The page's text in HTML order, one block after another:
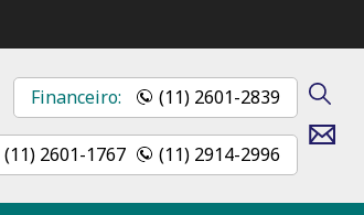
Contato
Financeiro: (11) 2601-2839
(11) 2601-1767 (11) 2914-2996